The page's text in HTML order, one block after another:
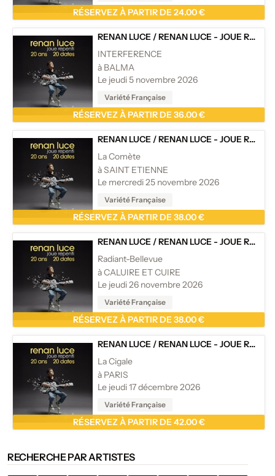
RÉSERVEZ À PARTIR DE 24.00 €
RENAN LUCE /RENAN LUCE - JOUE REPENTI
INTERFERENCE
à BALMA
Le jeudi 5 novembre 2026
Variété Française
RÉSERVEZ À PARTIR DE 36.00 €
RENAN LUCE /RENAN LUCE - JOUE REPENTI
La Comète
à SAINT ETIENNE
Le mercredi 25 novembre 2026
Variété Française
RÉSERVEZ À PARTIR DE 38.00 €
RENAN LUCE /RENAN LUCE - JOUE REPENTI
Radiant-Bellevue
à CALUIRE ET CUIRE
Le jeudi 26 novembre 2026
Variété Française
RÉSERVEZ À PARTIR DE 38.00 €
RENAN LUCE /RENAN LUCE - JOUE REPENTI
La Cigale
à PARIS
Le jeudi 17 décembre 2026
Variété Française
RÉSERVEZ À PARTIR DE 42.00 €
RECHERCHE PAR ARTISTES